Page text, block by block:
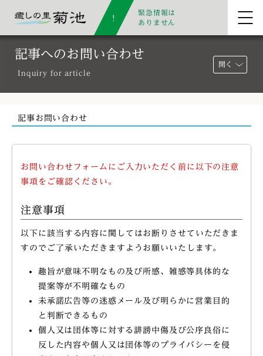
緊急情報は
ありません
記事へのお問い合わせ
Inquiry for article
開く
記事お問い合わせ
お問い合わせフォームにご入力いただく前に以下の注意
事項をご確認ください。
注意事項
以下に該当する内容に関してはお断りさせていただきま
すのでご了承いただきますようお願いいたします。
趣旨が意味不明なもの及び所感、雑感等具体的な
提案等が不明確なもの
未承諾広告等の迷惑メール及び明らかに営業目的
と判断できるもの
個人又は団体等に対する誹謗中傷及び公序良俗に
反した内容や個人又は団体等のプライバシーを侵